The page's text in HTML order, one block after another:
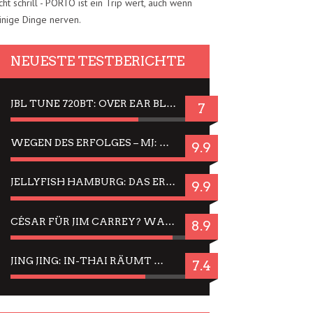
schrill - PORTO ist ein Trip wert, auch wenn
Dinge nerven.
NEUESTE TESTBERICHTE
JBL TUNE 720BT: OVER EAR BLUETOOTH KOPFHÖRER UM DIE 50,-€ IM DAUER-TEST 7
WEGEN DES ERFOLGES – MJ: MICHAEL JACKSON MUSICAL IN EINER MATINEE SEHEN 9.9
JELLYFISH HAMBURG: DAS ERFOLGREICHE SOMMER-MENÜ 2025 IN GEFÜHLEN UND BILDERN 9.9
CÉSAR FÜR JIM CARREY? WARUM DAS EINER DER NERVIGSTEN ACTORS IST UND BLEIBT 8.9
JING JING: IN-THAI RÄUMT WIEDER TITEL AB – EIN ZWEI-STUNDEN-ERLEBNISBERICHT 7.4